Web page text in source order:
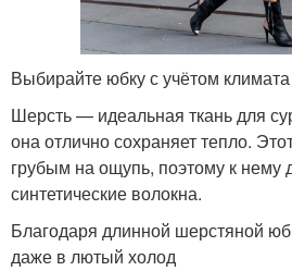
Выбирайте юбку с учётом
Шерсть — идеальная ткань для
она отлично сохраняет тепло.
грубым на ощупь, поэтому к нему
синтетические волокна.
Благодаря длинной шерстяной
даже в лютый холод